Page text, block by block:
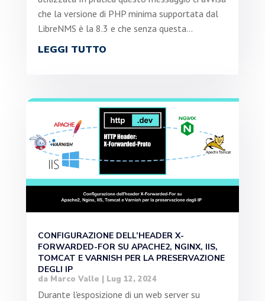
che la versione di PHP minima supportata dal
LibreNMS è la 8.3 e che senza questa...
LEGGI TUTTO
CONFIGURAZIONE DELL’HEADER X-
FORWARDED-FOR SU APACHE2, NGINX, IIS,
TOMCAT E VARNISH PER LA PRESERVAZIONE
DEGLI IP
da Marco Valle | Lug 12, 2024
Durante l'esposizione di un web server su